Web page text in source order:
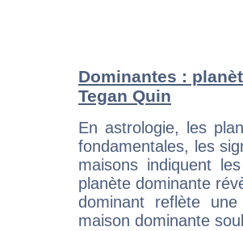
Dominantes :
Tegan Quin
En astrologie, les
fondamentales, les
maisons indiquent
planète dominante
dominant reflète
maison dominante